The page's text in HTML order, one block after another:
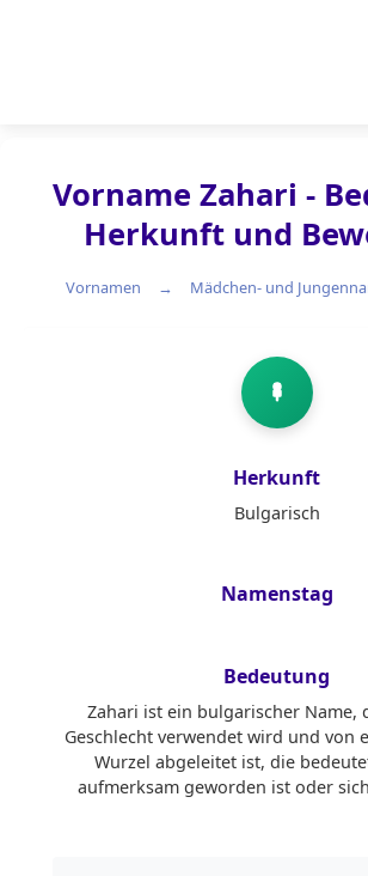
Vorname Zahari -
Herkunft und
Vornamen Mädchen- und
Mädchen-
Herkunft
Bulgarisch
Namenstag
Bedeutung
Zahari ist ein bulgarischer Name,
Geschlecht verwendet wird und von
Wurzel abgeleitet ist, die
aufmerksam geworden ist oder